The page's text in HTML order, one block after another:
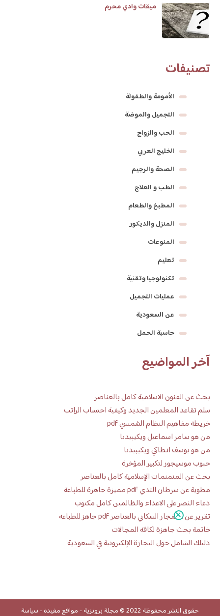
ميقات وادي محرم
تصنيفات
الأمومة والطفولة
التجميل والموضة
الحب والزواج
الخليج العربي
الصحة والرجيم
الطب و العلاج
المطبخ والطعام
المنزل والديكور
المنوعات
تعليم
تكنولوجيا وتقنية
عمليات التجميل
عن السعودية
حاسبة الحمل
آخر المواضيع
بحث عن الفنون الاسلامية كامل بالعناصر
سلم تقاعد المعلمين الجديد وكيفية احتساب الراتب
خريطة مفاهيم النظام الشمسي pdf
من هو سامر اسماعيل ويكيبيديا
من هو يوسف انطاكي ويكيبيديا
حبوب موسيجور لتكبير المؤخرة
بحث عن المنمنمات الإسلامية كامل بالعناصر
مطوية عن سرطان الثدي pdf مميزة جاهزة للطباعة
دعاء النصر على الاعداء والظالمين كامل مكتوب
تقرير عن الانفجار السكاني بالعناصر pdf جاهز للطباعة
خاتمة بحث جاهزة لكافة المجالات
دليلك الشامل حول التجارة الإلكترونية في السعودية
حقوق النشر محفوظة 2022 © مجلة برونزية-مواقع مفيدة-سياسة